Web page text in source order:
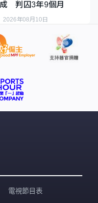
判囚3年9個月
2026年08月10日
電視節目表